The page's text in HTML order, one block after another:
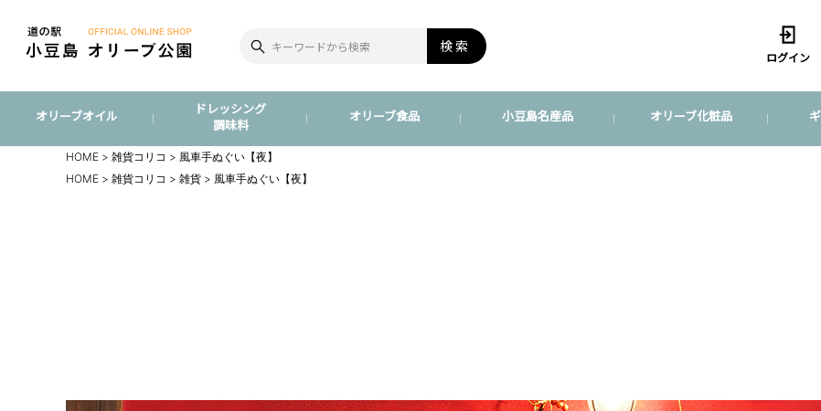
検索
ログイン
オリーブオイル
ドレッシング
調味料
オリーブ食品 小豆島名産品 オリーブ化粧品
HOME 雑貨コリコ
風車手ぬぐい【夜】
HOME
雑貨コリコ 雑貨 風車手ぬぐい【夜】